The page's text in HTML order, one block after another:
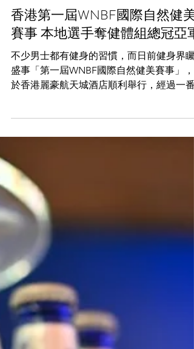
Health & Love
香港第一屆WNBF國際自然健美
賽事 本地選手奪健體組總冠亞軍
不少男士都有健身的習慣，而日前健身界矚
峰、Wrtyhuu...